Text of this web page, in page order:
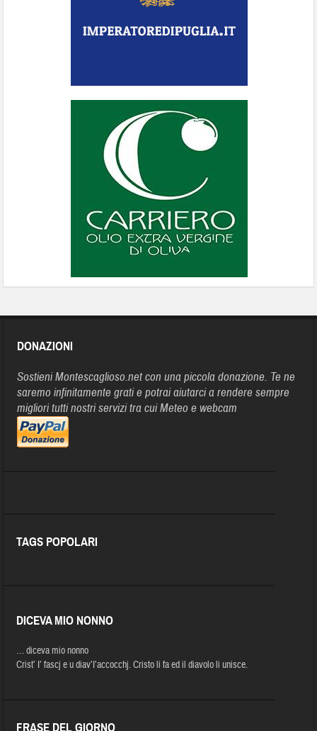
DONAZIONI
Sostieni Montescaglioso.net con una piccola donazione. Te ne
saremo infinitamente grati e potrai aiutarci a rendere sempre
migliori tutti nostri servizi tra cui Meteo e webcam
TAGS POPOLARI
DICEVA MIO NONNO
… diceva mio nonno
Crist’ I’ fascj e u diav’I’accocchj. Cristo li fa ed il diavolo li unisce.
FRASE DEL GIORNO